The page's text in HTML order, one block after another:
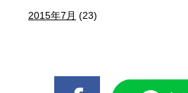
2015年7月 (23)